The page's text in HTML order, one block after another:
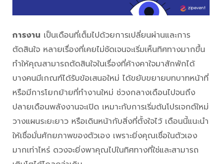
การงาน เป็นเดือนที่เต็มไปด้วยการเปลี่ยนผ่านและการ
ตัดสินใจ หลายเรื่องที่เคยไม่ชัดเจนจะเริ่มเห็นทิศทางมากขึ้น
ทำให้คุณสามารถตัดสินใจในเรื่องที่ค้างคาใจมาสักพักได้
บางคนมีเกณฑ์ได้รับข้อเสนอใหม่ ได้ขยับขยายบทบาทหน้าที่
หรือมีการโยกย้ายที่ทำงานใหม่ ช่วงกลางเดือนไปจนถึง
ปลายเดือนพลังงานจะเปิด เหมาะกับการเริ่มต้นโปรเจกต์ใหม่
วางแผนระยะยาว หรือเดินหน้ากับสิ่งที่ตั้งใจไว้ เดือนนี้แนะนำ
ให้เชื่อมั่นศักยภาพของตัวเอง เพราะยิ่งคุณเชื่อในตัวเอง
มากเท่าไหร่ ดวงจะยิ่งพาคุณไปในทิศทางที่ใช่และสามารถ